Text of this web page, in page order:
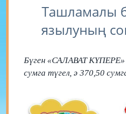
Ташламалы
язылуның
Бүген «САЛАВАТ
сумга түгел, ә 370,50